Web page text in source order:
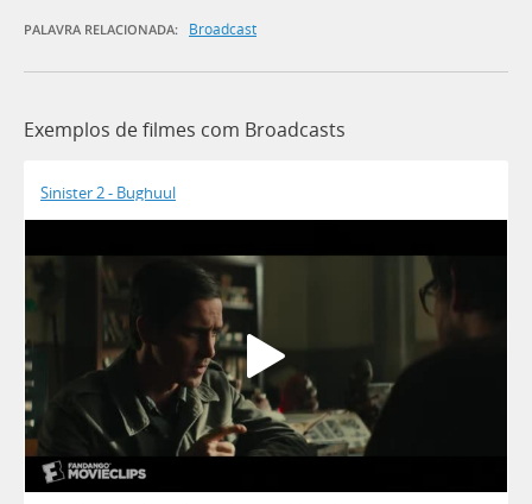
PALAVRA RELACIONADA: Broadcast
Exemplos de filmes com Broadcasts
Sinister 2 - Bughuul